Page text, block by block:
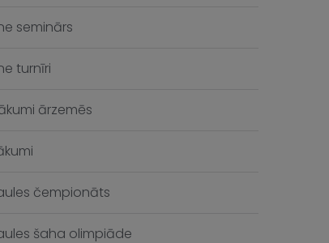
seminārs
turnīri
ārzemēs
čempionāts
šaha olimpiāde